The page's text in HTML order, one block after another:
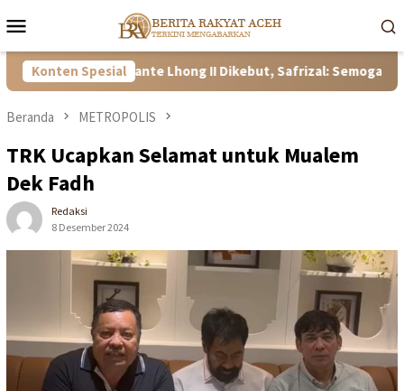
ke
Mobile
Konten Spesial
Bendung Pante Lhong II Dikebut, Safrizal: Semoga Sesuai
Beranda METROPOLIS
TRK Ucapkan Selamat untuk Mualem
Dek Fadh
Redaksi
8 Desember 2024